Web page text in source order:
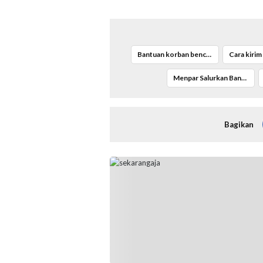
Bantuan korban bencana Sumatera
Menpar Salurkan Bantuan bencana Sumatera
Bagikan
Jajaran Pengurus FKAUB Malang beserta